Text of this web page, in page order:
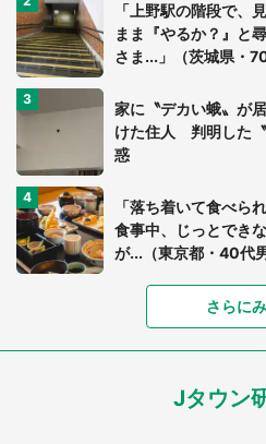
「上野駅の階段で、
まま『やるか？』と
さま...」（茨城県・
家に〝デカい蛾〟が
けた住人 判明した
惑
「落ち着いて食べら
食事中、じっとでき
が...（東京都・40代男
「富豪すぎ」1歳息
7万人驚がく 「お菓
ードル高い」
あまりにも四角すぎ
さらに
Jタウン